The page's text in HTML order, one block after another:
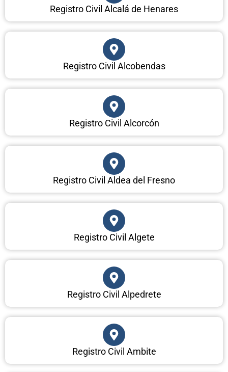
Registro Civil Alcalá de Henares
Registro Civil Alcobendas
Registro Civil Alcorcón
Registro Civil Aldea del Fresno
Registro Civil Algete
Registro Civil Alpedrete
Registro Civil Ambite